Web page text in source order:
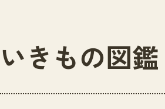
いきもの図鑑